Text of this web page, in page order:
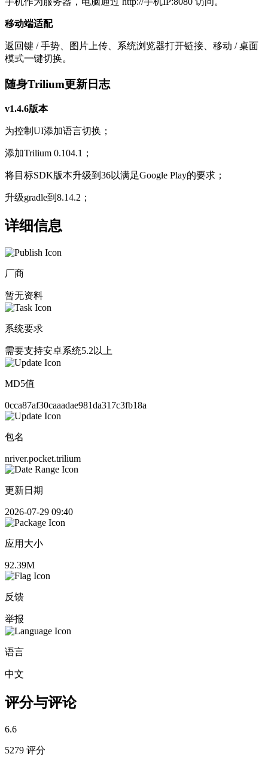
移动端适配
返回键 / 手势、图片上传、系统浏览器打开链接、移动 / 桌面
模式一键切换。
随身Trilium更新日志
v1.4.6版本
为控制UI添加语言切换；
添加Trilium 0.104.1；
将目标SDK版本升级到36以满足Google Play的要求；
升级gradle到8.14.2；
详细信息
厂商
暂无资料
系统要求
需要支持安卓系统5.2以上
MD5值
0cca87af30caaadae981da317c3fb18a
包名
nriver.pocket.trilium
更新日期
2026-07-29 09:40
应用大小
92.39M
反馈
举报
语言
中文
评分与评论
6.6
5279 评分